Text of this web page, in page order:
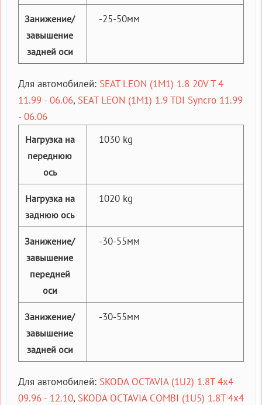
Занижение/
завышение
задней оси
-25-50мм
Для автомобилей: SEAT LEON (1M1) 1.8 20V T 4
11.99 - 06.06, SEAT LEON (1M1) 1.9 TDI Syncro 11.99
- 06.06
Нагрузка на
переднюю
ось
1030 kg
Нагрузка на
заднюю ось
1020 kg
Занижение/
завышение
передней
оси
-30-55мм
Занижение/
завышение
задней оси
-30-55мм
Для автомобилей: SKODA OCTAVIA (1U2) 1.8T 4x4
09.96 - 12.10, SKODA OCTAVIA COMBI (1U5) 1.8T 4x4